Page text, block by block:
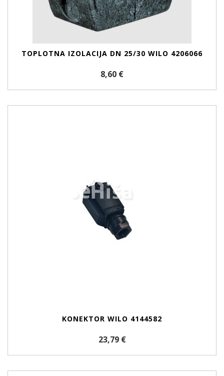
TOPLOTNA IZOLACIJA DN 25/30 WILO 4206066
8,60 €
KONEKTOR WILO 4144582
23,79 €